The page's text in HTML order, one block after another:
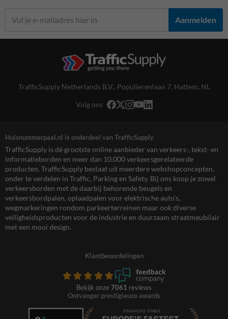
Aanmelden
TrafficSupply Netherlands B.V., Populierenlaan 7, Hattem, NL
Volg ons
Huisnummerpaal.nl is onderdeel van TrafficSupply
TrafficSupply is dé grootste online aanbieder van verkeers-, tekst- en
informatieborden en meer dan 10.000 verkeersgerelateerde
producten. TrafficSupply bestaat uit meerdere webshopconcepten,
onder te verdelen in Traffic, Parking en Safety. Bij ons koop je zowel
verkeersborden met de daarbij behorende beugels en
verkeersbordpalen, oplaadpalen voor elektrische auto’s,
wegmarkeringen rondom parkeerterreinen maar ook diverse
veiligheidsproducten voor de industrie en duurzaam straatmeubilair
met een mooi design.
Klantbeoordelingen
Bekijk onze 7061 reviews
Ontvanger prestigieuze awards